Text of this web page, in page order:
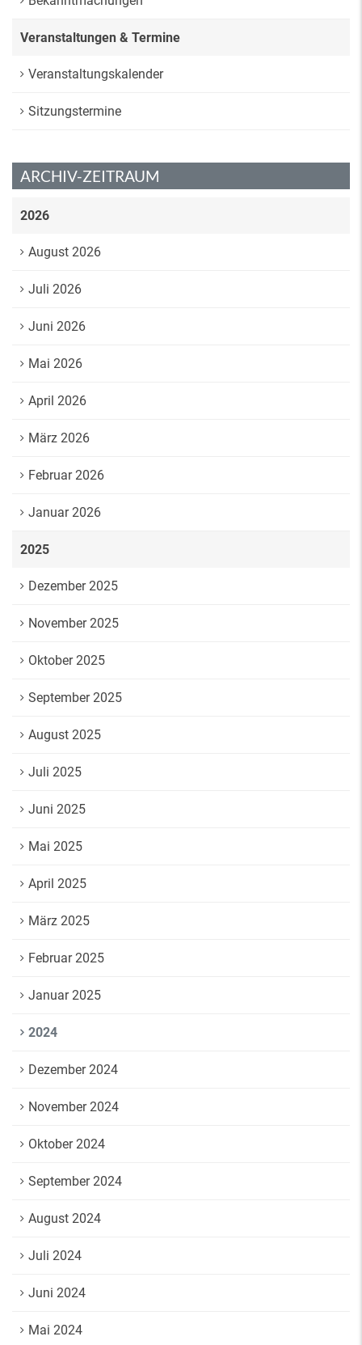
Veranstaltungen & Termine
Veranstaltungskalender
Sitzungstermine
ARCHIV-ZEITRAUM
2026
August 2026
Juli 2026
Juni 2026
Mai 2026
April 2026
März 2026
Februar 2026
Januar 2026
2025
Dezember 2025
November 2025
Oktober 2025
September 2025
August 2025
Juli 2025
Juni 2025
Mai 2025
April 2025
März 2025
Februar 2025
Januar 2025
2024
Dezember 2024
November 2024
Oktober 2024
September 2024
August 2024
Juli 2024
Juni 2024
Mai 2024